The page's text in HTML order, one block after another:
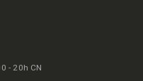
- 20h CN